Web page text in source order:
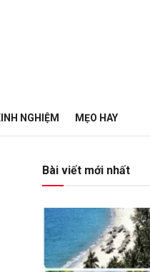
NGHIỆM MẸO HAY
Bài viết mới nhất